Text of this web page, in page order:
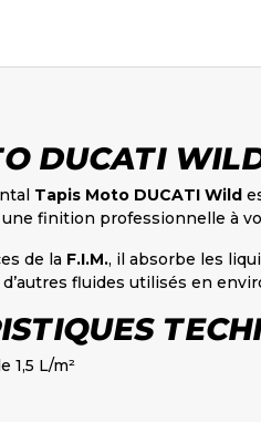
DUCATI
Tapis Moto DUCATI Wild
finition professionnelle à
de la F.I.M., il absorbe les
fluides utilisés en
1,5 L/m²